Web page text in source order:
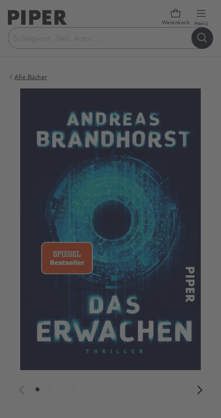
Warenkorb Menü
Suchbegriff
eingeben
Alle Bücher
Produktbilder
zum
Buch